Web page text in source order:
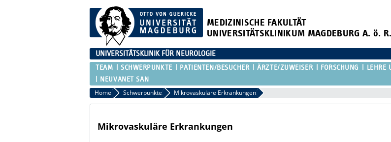
MEDIZINISCHE FAKULTÄT
UNIVERSITÄTSKLINIKUM MAGDEBURG A. ö. R.
UNIVERSITÄTSKLINIK FÜR NEUROLOGIE
TEAM SCHWERPUNKTE PATIENTEN/BESUCHER ÄRZTE/ZUWEISER FORSCHUNG LEHRE
NEUVANET SAN
Home Schwerpunkte Mikrovaskuläre Erkrankungen
Mikrovaskuläre Erkrankungen